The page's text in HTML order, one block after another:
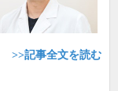
>>記事全文を読む